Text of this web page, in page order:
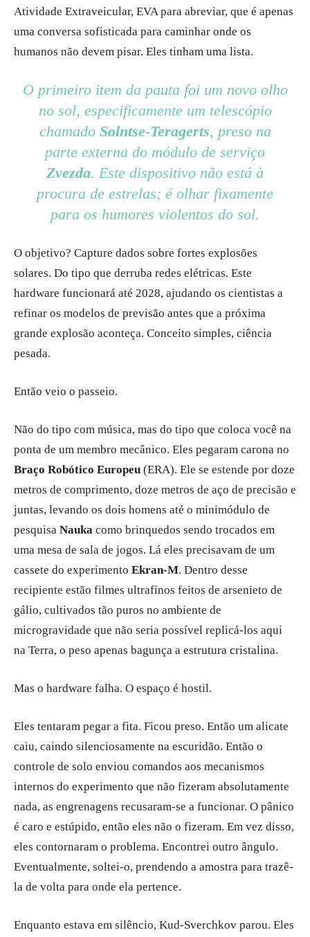
Atividade Extraveicular, EVA para abreviar, que é apenas
uma conversa sofisticada para caminhar onde os
humanos não devem pisar. Eles tinham uma lista.
O primeiro item da pauta foi um novo olho
no sol, especificamente um telescópio
chamado Solntse-Teragerts, preso na
parte externa do módulo de serviço
Zvezda. Este dispositivo não está à
procura de estrelas; é olhar fixamente
para os humores violentos do sol.
O objetivo? Capture dados sobre fortes explosões
solares. Do tipo que derruba redes elétricas. Este
hardware funcionará até 2028, ajudando os cientistas a
refinar os modelos de previsão antes que a próxima
grande explosão aconteça. Conceito simples, ciência
pesada.
Então veio o passeio.
Não do tipo com música, mas do tipo que coloca você na
ponta de um membro mecânico. Eles pegaram carona no
Braço Robótico Europeu (ERA). Ele se estende por doze
metros de comprimento, doze metros de aço de precisão e
juntas, levando os dois homens até o minimódulo de
pesquisa Nauka como brinquedos sendo trocados em
uma mesa de sala de jogos. Lá eles precisavam de um
cassete do experimento Ekran-M. Dentro desse
recipiente estão filmes ultrafinos feitos de arsenieto de
gálio, cultivados tão puros no ambiente de
microgravidade que não seria possível replicá-los aqui
na Terra, o peso apenas bagunça a estrutura cristalina.
Mas o hardware falha. O espaço é hostil.
Eles tentaram pegar a fita. Ficou preso. Então um alicate
caiu, caindo silenciosamente na escuridão. Então o
controle de solo enviou comandos aos mecanismos
internos do experimento que não fizeram absolutamente
nada, as engrenagens recusaram-se a funcionar. O pânico
é caro e estúpido, então eles não o fizeram. Em vez disso,
eles contornaram o problema. Encontrei outro ângulo.
Eventualmente, soltei-o, prendendo a amostra para trazê-
la de volta para onde ela pertence.
Enquanto estava em silêncio, Kud-Sverchkov parou. Eles